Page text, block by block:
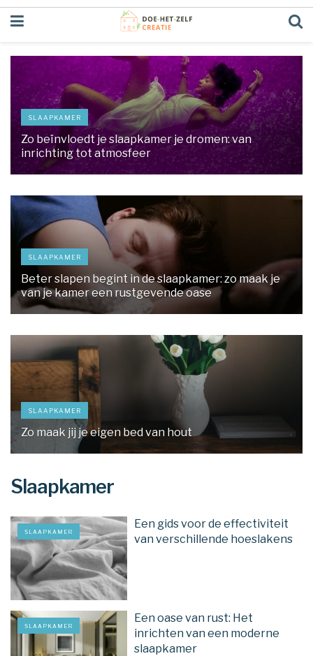
SLAAPKAMER
Zo beïnvloedt je slaapkamer je dromen: van
inrichting tot atmosfeer
SLAAPKAMER
Beter slapen begint in de slaapkamer: zo maak je
van je kamer een rustgevende oase
SLAAPKAMER
Zo maak jij je eigen bed van hout
Slaapkamer
SLAAPKAMER
Een gids voor de effectiviteit
van verschillende hoeslakens
SLAAPKAMER
Een oase van rust: Het
inrichten van een moderne
slaapkamer